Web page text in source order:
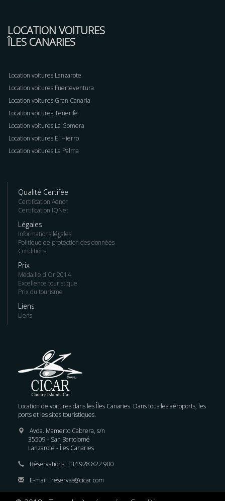
LOCATION VOITURES
ÎLES CANARIES
Location voitures Lanzarote
Location voitures Fuerteventura
Location voitures Gran Canaria
Location voitures Tenerife
Location voitures La Gomera
Location voitures El Hierro
Location voitures La Palma
Qualité Certifée
Certification Aenor
Certification IQNet
Légales
Informations légales
Politique de protection des données
Conditions
Prix
Médaille d´Or 2014
Excellence touristique
Prix du tourisme
Liens
Liens
Location de voitures dans les Îles Canaries. Dans tous les aéroports, les
ports et les sites touristiques.
Avda. Mamerto Cabrera, s/n
35509 - San Bartolomé
Lanzarote - Îles Canaries
Réservations: +34 928 822 900
E-mail : reservas@cicar.com